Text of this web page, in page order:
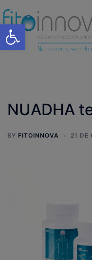
Abrir barra
NUADHA
BY FITOINNOVA 21 DE